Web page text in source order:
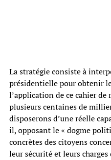
La stratégie consiste à
présidentielle pour obtenir
l’application de ce cahier de
plusieurs centaines de
disposerons d’une réelle
il, opposant le « dogme
concrètes des citoyens
leur sécurité et leurs